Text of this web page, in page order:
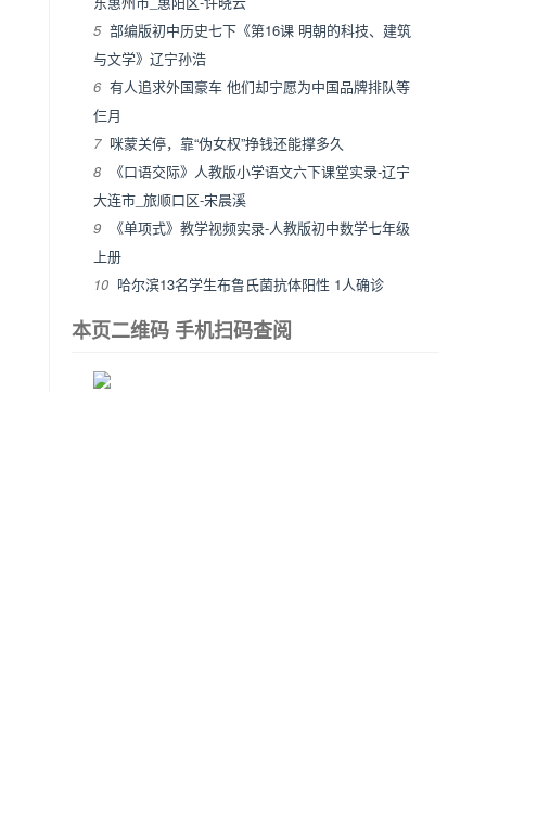
5 部编版初中历史七下《第16课 明朝的科技、建筑
与文学》辽宁孙浩
6 有人追求外国豪车 他们却宁愿为中国品牌排队等
仨月
7 咪蒙关停，靠“伪女权”挣钱还能撑多久
8
《口语交际》人教版小学语文六下课堂实录-辽宁
大连市_旅顺口区-宋晨溪
9
《单项式》教学视频实录-人教版初中数学七年级
上册
10 哈尔滨13名学生布鲁氏菌抗体阳性 1人确诊
本页二维码 手机扫码查阅